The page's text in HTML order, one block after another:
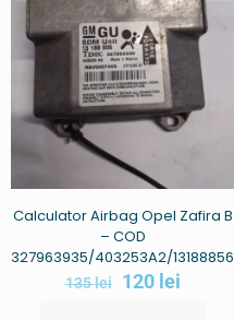
Calculator Airbag Opel Zafira B
– COD
327963935/403253A2/13188856
135lei 120 lei